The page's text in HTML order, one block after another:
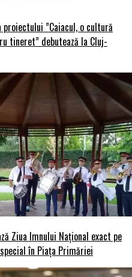
proiectului ”Caiacul, o cultură
tineret” debutează la Cluj-
Ziua Imnului Național exact pe
în Piața Primăriei